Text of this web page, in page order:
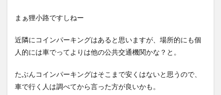
まぁ狸小路ですしねー
近隣にコインパーキングはあると思いますが、場所的にも個
人的には車でってよりは他の公共交通機関かな？と。
たぶんコインパーキングはそこまで安くはないと思うので、
車で行く人は調べてから言った方が良いかも。